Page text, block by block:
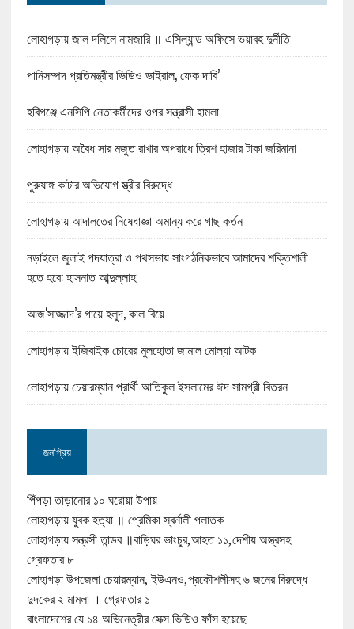
লোহাগড়ায় জাল দলিলে নামজারি ॥ এসিল্যান্ড অফিসে ভয়াবহ দুর্নীতি
পানিসম্পদ প্রতিমন্ত্রীর ভিডিও ভাইরাল, ফেক দাবি’
হবিগঞ্জে এনসিপি নেতাকর্মীদের ওপর সন্ত্রাসী হামলা
লোহাগড়ায় অবৈধ সার মজুত রাখার অপরাধে ত্রিশ হাজার টাকা জরিমানা
পুরুষাঙ্গ কাটার অভিযোগ স্ত্রীর বিরুদ্ধে
লোহাগড়ায় আদালতের নিষেধাজ্ঞা অমান্য করে গাছ কর্তন
নড়াইলে জুলাই পদযাত্রা ও পথসভায় সাংগঠনিকভাবে আমাদের শক্তিশালী
হতে হবে: হাসনাত আব্দুল্লাহ
আজ‘সাজ্জাদ’র গায়ে হলুদ, কাল বিয়ে
লোহাগড়ায় ইজিবাইক চোরের মুলহোতা জামাল মোল্যা আটক
লোহাগড়ায় চেয়ারম্যান প্রার্থী আতিকুল ইসলামের ঈদ সামগ্রী বিতরন
জনপ্রিয়
পিঁপড়া তাড়ানোর ১০ ঘরোয়া উপায়
লোহাগড়ায় যুবক হত্যা ॥ প্রেমিকা স্বর্নালী পলাতক
লোহাগড়ায় সন্ত্রসী তান্ডব ॥বাড়িঘর ভাংচুর,আহত ১১,দেশীয় অস্ত্রসহ
গ্রেফতার ৮
লোহাগড়া উপজেলা চেয়ারম্যান, ইউএনও,প্রকৌশলীসহ ৬ জনের বিরুদ্ধে
দুদকের ২ মামলা । গ্রেফতার ১
বাংলাদেশের যে ১৪ অভিনেত্রীর সেক্স ভিডিও ফাঁস হয়েছে